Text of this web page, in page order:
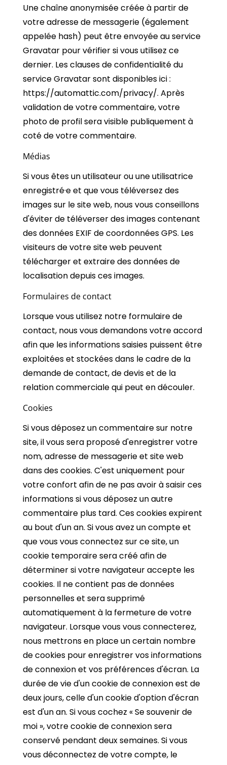
Une chaîne anonymisée créée à partir de
votre adresse de messagerie (également
appelée hash) peut être envoyée au service
Gravatar pour vérifier si vous utilisez ce
dernier. Les clauses de confidentialité du
service Gravatar sont disponibles ici :
https://automattic.com/privacy/. Après
validation de votre commentaire, votre
photo de profil sera visible publiquement à
coté de votre commentaire.
Médias
Si vous êtes un utilisateur ou une utilisatrice
enregistré·e et que vous téléversez des
images sur le site web, nous vous conseillons
d'éviter de téléverser des images contenant
des données EXIF de coordonnées GPS. Les
visiteurs de votre site web peuvent
télécharger et extraire des données de
localisation depuis ces images.
Formulaires de contact
Lorsque vous utilisez notre formulaire de
contact, nous vous demandons votre accord
afin que les informations saisies puissent être
exploitées et stockées dans le cadre de la
demande de contact, de devis et de la
relation commerciale qui peut en découler.
Cookies
Si vous déposez un commentaire sur notre
site, il vous sera proposé d'enregistrer votre
nom, adresse de messagerie et site web
dans des cookies. C'est uniquement pour
votre confort afin de ne pas avoir à saisir ces
informations si vous déposez un autre
commentaire plus tard. Ces cookies expirent
au bout d'un an. Si vous avez un compte et
que vous vous connectez sur ce site, un
cookie temporaire sera créé afin de
déterminer si votre navigateur accepte les
cookies. Il ne contient pas de données
personnelles et sera supprimé
automatiquement à la fermeture de votre
navigateur. Lorsque vous vous connecterez,
nous mettrons en place un certain nombre
de cookies pour enregistrer vos informations
de connexion et vos préférences d'écran. La
durée de vie d'un cookie de connexion est de
deux jours, celle d'un cookie d'option d'écran
est d'un an. Si vous cochez « Se souvenir de
moi », votre cookie de connexion sera
conservé pendant deux semaines. Si vous
vous déconnectez de votre compte, le